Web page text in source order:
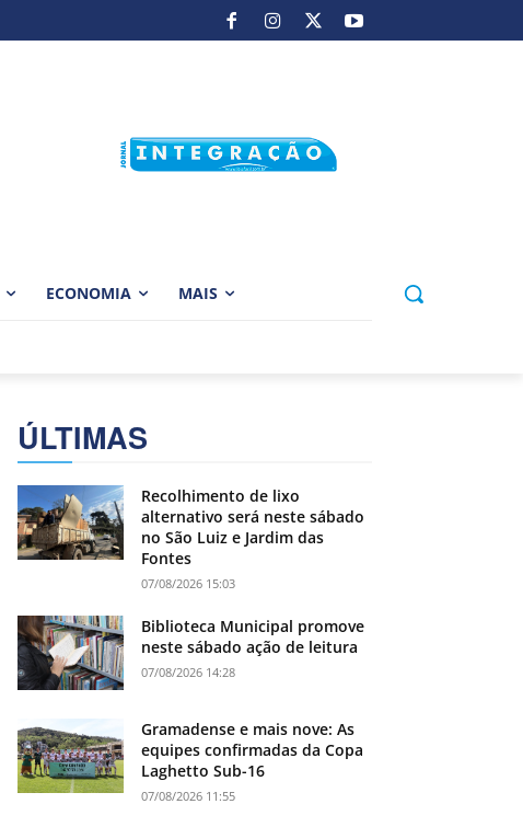
ECONOMIA MAIS
ÚLTIMAS
Recolhimento de lixo
alternativo será neste sábado
no São Luiz e Jardim das
Fontes
07/08/2026 15:03
Biblioteca Municipal promove
neste sábado ação de leitura
07/08/2026 14:28
Gramadense e mais nove: As
equipes confirmadas da Copa
Laghetto Sub-16
07/08/2026 11:55